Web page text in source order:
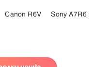
Canon R6V
Sony A7R6